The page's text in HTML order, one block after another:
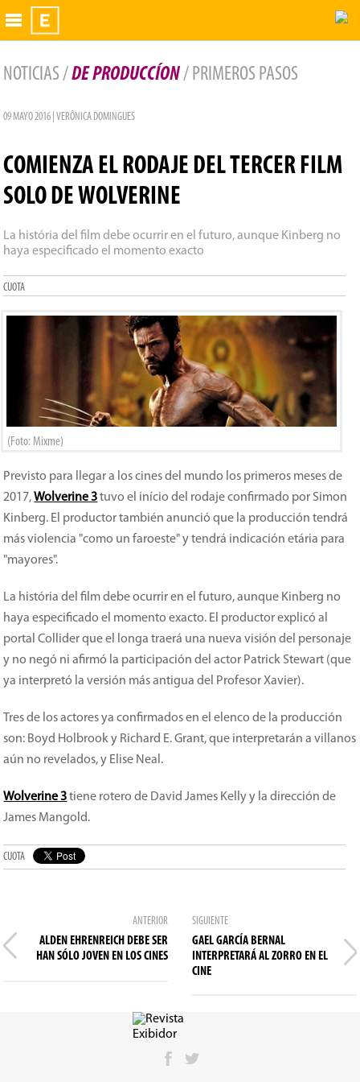
Exhibidor
NOTICIAS /DE PRODUCCÍON/ PRIMEROS PASOS
09 MAYO 2016 | VERÔNICA DOMINGUES
COMIENZA EL RODAJE DEL TERCER FILM
SOLO DE WOLVERINE
La história del film debe ocurrir en el futuro, aunque Kinberg no
haya especificado el momento exacto
CUOTA
(Foto: Mixme)
Previsto para llegar a los cines del mundo los primeros meses de
2017,Wolverine 3tuvo el início del rodaje confirmado por Simon
Kinberg. El productor también anunció que la producción tendrá
más violencia "como un faroeste" y tendrá indicación etária para
"mayores".
La história del film debe ocurrir en el futuro, aunque Kinberg no
haya especificado el momento exacto. El productor explicó al
portal Collider que el longa traerá una nueva visión del personaje
y no negó ni afirmó la participación del actor Patrick Stewart (que
ya interpretó la versión más antigua del Profesor Xavier).
Tres de los actores ya confirmados en el elenco de la producción
son: Boyd Holbrook y Richard E. Grant, que interpretarán a villanos
aún no revelados, y Elise Neal.
Wolverine 3tiene rotero de David James Kelly y la dirección de
James Mangold.
CUOTA
ANTERIOR
ALDEN EHRENREICH DEBE SER
HAN SÓLO JOVEN EN LOS CINES
SIGUIENTE
GAEL GARCÍA BERNAL
INTERPRETARÁ AL ZORRO EN EL
CINE